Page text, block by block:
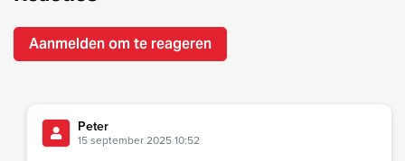
Aanmelden om te reageren
Peter
15 september 2025 10:52